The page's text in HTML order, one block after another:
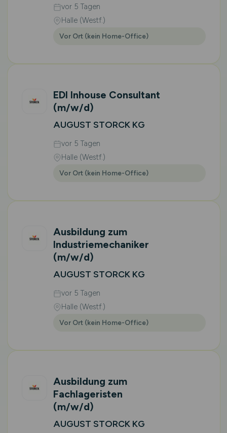
vor 5 Tagen
Halle (Westf.)
Vor Ort (kein Home-Office)
EDI Inhouse Consultant
(m/w/d)
AUGUST STORCK KG
vor 5 Tagen
Halle (Westf.)
Vor Ort (kein Home-Office)
Ausbildung zum
Industriemechaniker
(m/w/d)
AUGUST STORCK KG
vor 5 Tagen
Halle (Westf.)
Vor Ort (kein Home-Office)
Ausbildung zum
Fachlageristen
(m/w/d)
AUGUST STORCK KG